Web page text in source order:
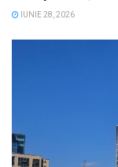
IUNIE 28, 2026